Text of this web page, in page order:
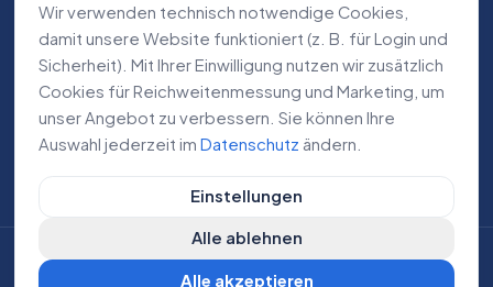
RECHTLICHES
Impressum
Datenschutz
AGB
©2026Lokale Dienstleistungen. Alle Rechte vorbehalten.
Wir verwenden technisch notwendige Cookies,
damit unsere Website funktioniert (z. B. für Login und
Sicherheit). Mit Ihrer Einwilligung nutzen wir zusätzlich
Cookies für Reichweiten­messung und Marketing, um
unser Angebot zu verbessern. Sie können Ihre
Auswahl jederzeit im Datenschutz ändern.
Einstellungen
Alle ablehnen
Alle akzeptieren